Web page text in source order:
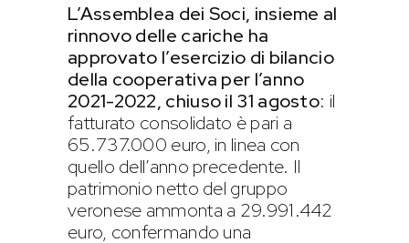
L’Assemblea dei Soci, insieme al
rinnovo delle cariche ha
approvato l’esercizio di bilancio
della cooperativa per l’anno
2021-2022, chiuso il 31 agosto: il
fatturato consolidato è pari a
65.737.000 euro, in linea con
quello dell’anno precedente. Il
patrimonio netto del gruppo
veronese ammonta a 29.991.442
euro, confermando una